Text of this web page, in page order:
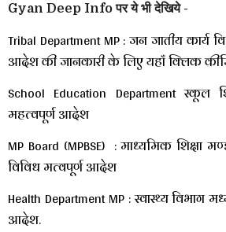
Gyan Deep Info पर ये भी देखिये -
Tribal Department MP : जन जातीय कार्य
आदेश की जानकारी के लिए यहाँ क्लिक
School Education Department स्कूल
महत्वपूर्ण आदेश
MP Board (MPBSE) : माध्यमिक शिक्षा
विविध मत्वपूर्ण आदेश
Health Department MP : स्वास्थ्य विभाग
आदेश.